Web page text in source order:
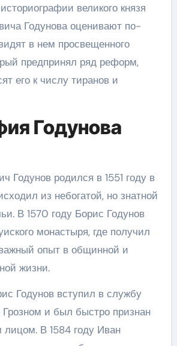
великого князя
Годунова оценивают по-
в нем просвещенного
предпринял ряд реформ,
его к числу тиранов и
Годунова
Годунов родился в 1551 году в
из небогатой, но знатной
В 1570 году Борис Годунов
монастыря, где получил
опыт в общинной и
жизни.
Годунов вступил в службу
и был быстро признан
лицом. В 1584 году Иван